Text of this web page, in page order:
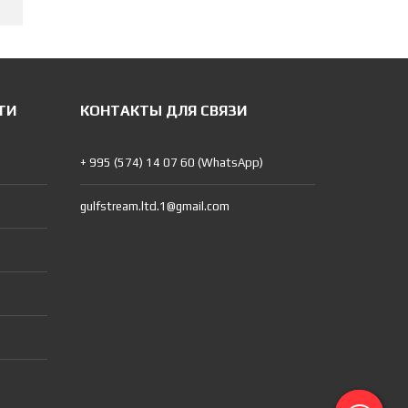
КОНТАКТЫ ДЛЯ СВЯЗИ
+ 995 (574) 14 07 60 (WhatsApp)
gulfstream.ltd.1@gmail.com